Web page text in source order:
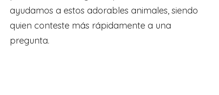
ayudamos a estos adorables animales, siendo
quien conteste más rápidamente a una
pregunta.